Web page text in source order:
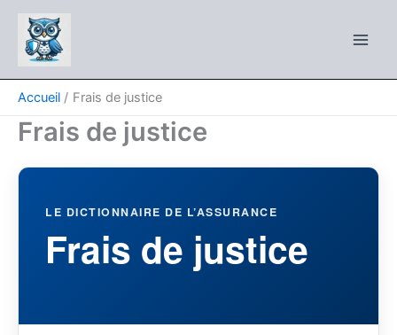
contenu
Accueil Frais de justice
Frais de justice
LE DICTIONNAIRE DE L’ASSURANCE
Frais de justice